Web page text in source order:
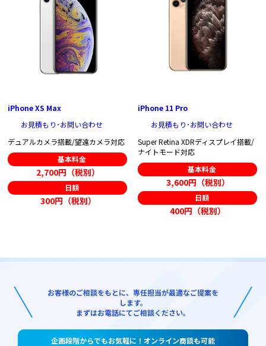
iPhone XS Max
お見積もり･お問い合わせ
デュアルカメラ搭載/望遠カメラ対応
基本料金
2,700円（税別）
日額
300円（税別）
iPhone 11 Pro
お見積もり･お問い合わせ
Super Retina XDRディスプレイ搭載/
ナイトモード対応
基本料金
3,600円（税別）
日額
400円（税別）
お客様のご相談をもとに、専任担当が最適なご提案を
します。
まずはお電話にてご相談ください。
企画段階からでもお気軽に！オンライン商談も可能